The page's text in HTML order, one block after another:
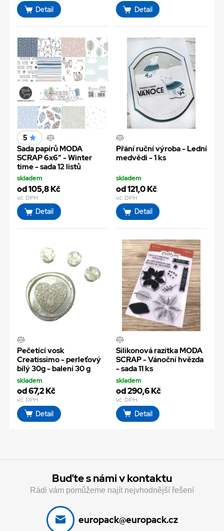
Detail Detail
5
Sada papírů MODA
SCRAP 6x6" - Winter
time - sada 12 listů
skladem
od 105,8 Kč
vč. DPH
Detail
Přání ruční výroba - Lední
medvědi - 1 ks
skladem
od 121,0 Kč
vč. DPH
Detail
Pečetící vosk
Creatissimo - perleťový
bílý 30g - balení 30 g
skladem
od 67,2 Kč
vč. DPH
Detail
Silikonová razítka MODA
SCRAP - Vánoční hvězda
- sada 11 ks
skladem
od 290,6 Kč
vč. DPH
Detail
Buďte s námi v kontaktu
Rádi vám pomůžeme najít nejvhodnější řešení
europack@europack.cz